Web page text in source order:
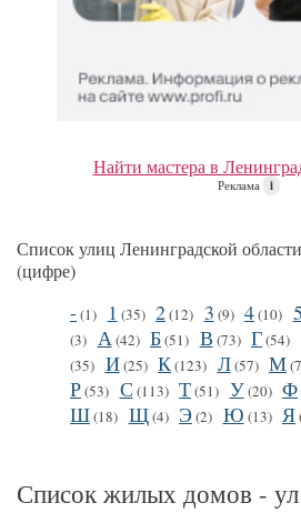
Найти мастера в
Реклама i
Список улиц Ленинградской
(цифре)
-(1) 1 (35) 2(12) 3 (9) 4(10) 5
(3) А(42) Б(51) В (73) Г(54)
(35) И(25) К(123) Л(57) М
Р(53) С (113) Т(51) У(20) Ф
Ш(18) Щ(4) Э(2) Ю (13) Я
Список жилых домов -